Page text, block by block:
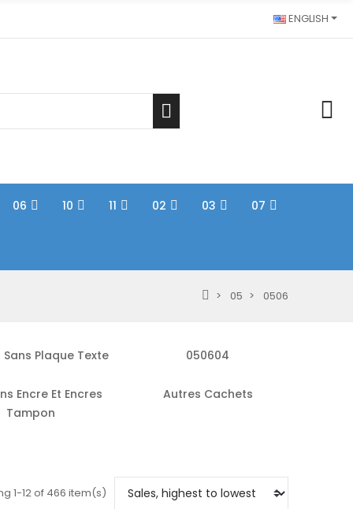
ENGLISH
06 10 11 02 03 07
05 0506
Plaque Texte 050604
Encre Et Encres
Tampon
Autres Cachets
1-12 of 466 item(s)